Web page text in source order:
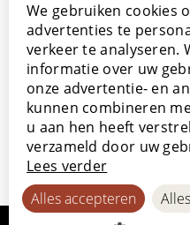
Onze showroom
Onze verkooppunten
Met de steun van
We gebruiken cookies
advertenties te
verkeer te analyseren.
informatie over uw
onze advertentie- en
kunnen combineren
u aan hen heeft
verzameld door uw
Lees verder
Alles accepteren